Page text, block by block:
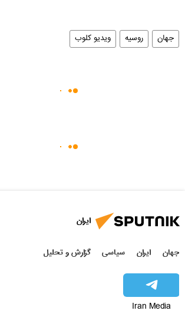
جهان روسیه ویدیو کلوب
ایران
جهان ایران سیاسی گزارش و تحلیل
Iran Media